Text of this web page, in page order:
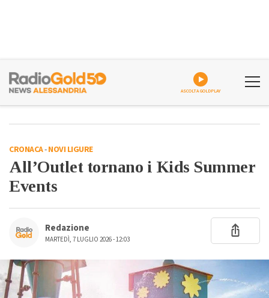
ASCOLTA GOLDPLAY
CRONACA-NOVI LIGURE
All’Outlet tornano i Kids Summer
Events
Redazione
MARTEDÌ, 7 LUGLIO 2026 - 12:03